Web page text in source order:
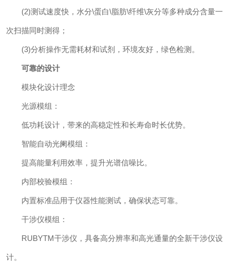
(2)测试速度快，水分\蛋白\脂肪\纤维\灰分等多种成分含量一
次扫描同时测得；
(3)分析操作无需耗材和试剂，环境友好，绿色检测。
可靠的设计
模块化设计理念
光源模组：
低功耗设计，带来的高稳定性和长寿命时长优势。
智能自动光阑模组：
提高能量利用效率，提升光谱信噪比。
内部校验模组：
内置标准品用于仪器性能测试，确保状态可靠。
干涉仪模组：
RUBYTM干涉仪，具备高分辨率和高光通量的全新干涉仪设
计。